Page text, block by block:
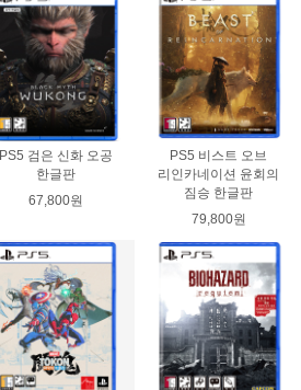
PS5 검은 신화 오공
한글판
67,800원
PS5 비스트 오브
리인카네이션 윤회의
짐승 한글판
79,800원